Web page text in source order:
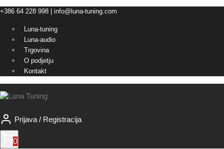
Skip
content
+386 64 228 998 | info@luna-tuning.com
Luna-tuning
Luna-audio
Trgovina
O podjetju
Kontakt
Prijava / Registracija
0